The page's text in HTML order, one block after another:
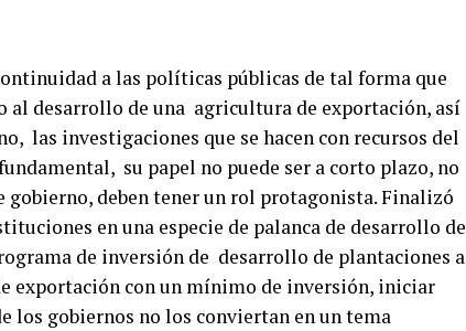
a las políticas públicas de tal forma que
al desarrollo de una agricultura de exportación, así
las investigaciones que se hacen con recursos del
su papel no puede ser a corto plazo, no
deben tener un rol protagonista. Finalizó
en una especie de palanca de desarrollo de
de inversión de desarrollo de plantaciones a
exportación con un mínimo de inversión, iniciar
los gobiernos no los conviertan en un tema